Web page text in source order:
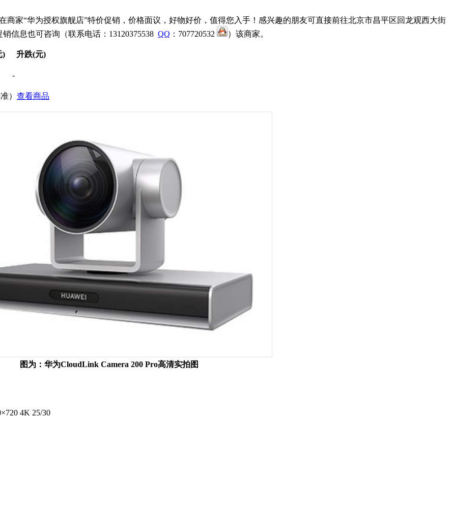
在商家“华为授权旗舰店”特价促销，价格面议，好物好价，值得您入手！感兴趣的朋友可直接前往北京市昌平区回龙观西大街
信息也可咨询（联系电话：13120375538 QQ ：707720532 ）该商家。
) 升跌(元)
-
） 查看商品
图为：华为CloudLink Camera 200 Pro高清实拍图
4K 25/30